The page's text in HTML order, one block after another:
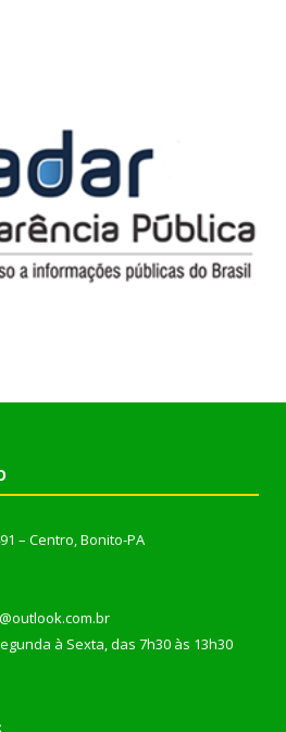
– Centro, Bonito-PA
à Sexta, das 7h30 às 13h30